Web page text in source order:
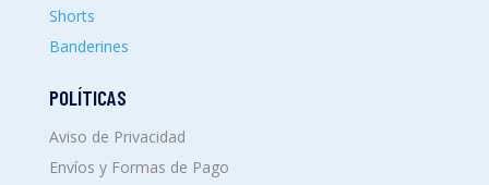
Shorts
Banderines
POLÍTICAS
Aviso de Privacidad
Envíos y Formas de Pago